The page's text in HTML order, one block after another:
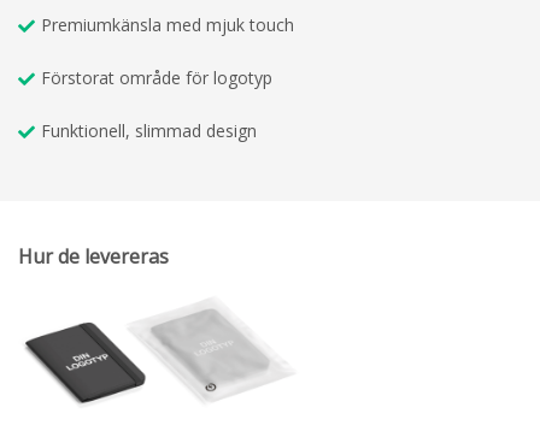
Premiumkänsla med mjuk touch
Förstorat område för logotyp
Funktionell, slimmad design
Hur de levereras